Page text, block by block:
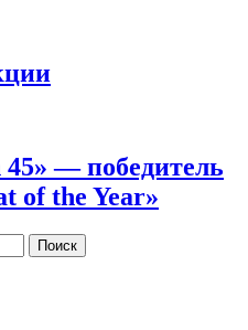
45» — победитель
of the Year»